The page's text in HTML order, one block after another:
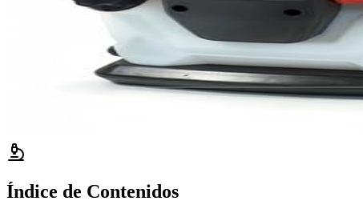
Índice de Contenidos